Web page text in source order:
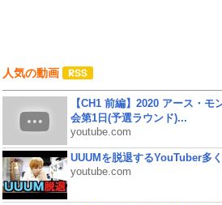
人気の動画
【CH1 前編】2020 アース・モ
会第1日(予選ラウンド)...
youtube.com
UUUMを脱退するYouTuber多
youtube.com